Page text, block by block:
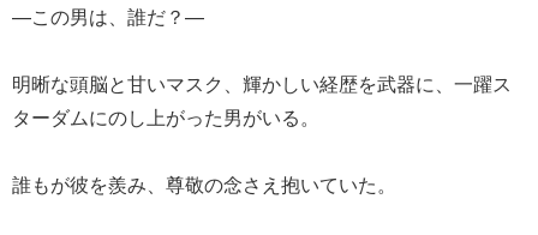
—この男は、誰だ？—
明晰な頭脳と甘いマスク、輝かしい経歴を武器に、一躍ス
ターダムにのし上がった男がいる。
誰もが彼を羨み、尊敬の念さえ抱いていた。